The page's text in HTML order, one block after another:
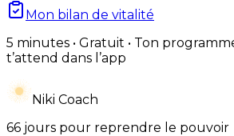
Mon bilan de vitalité
5 minutes • Gratuit • Ton
t’attend dans l’app
Niki Coach
66 jours pour reprendre le pouvoir